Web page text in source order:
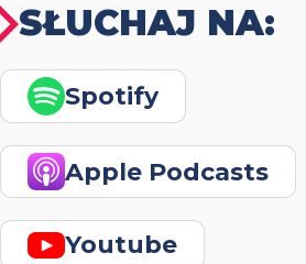
SŁUCHAJ NA:
Spotify
Apple Podcasts
Youtube